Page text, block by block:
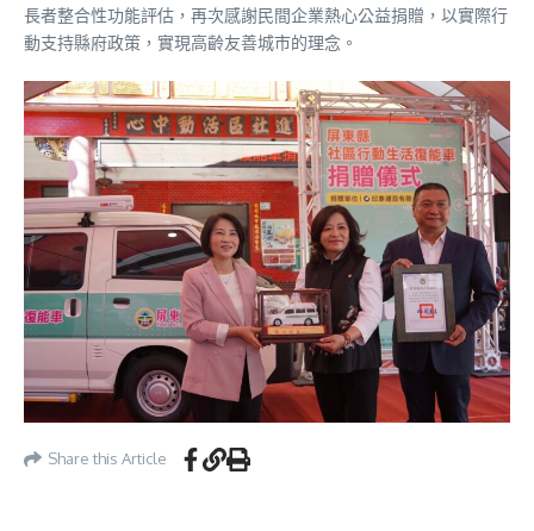
長者整合性功能評估，再次感謝民間企業熱心公益捐贈，以實際行
動支持縣府政策，實現高齡友善城市的理念。
Share this Article